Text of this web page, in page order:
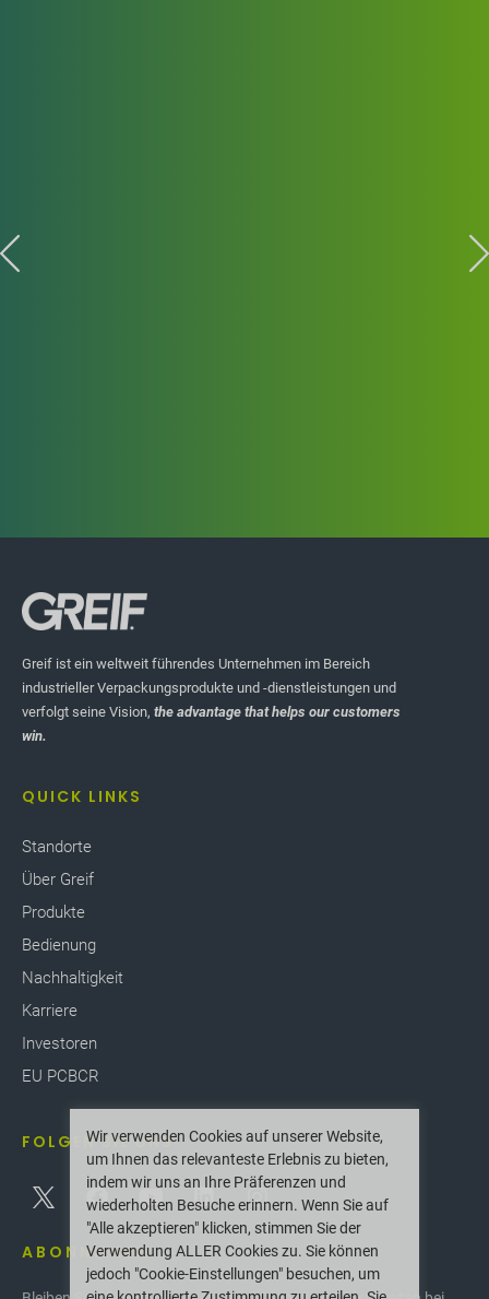
PerforMAXXI
eingeführt, eine Weblösung zur
Sendungsverfolgung und Echtzeitüberwachung
aktuellen Stand ihres Pakets informiert. Die App
nutzt Waze oder Google Maps zur Unterstützung
ermöglicht außerdem die Kommunikation mit dem
Zusteller während der gesamten Fahrt, die genaue
vom Kunden unterzeichneten Rechnung. Die App
vereinfacht den Kommunikations- und
Zustellprozess erheblich.
Greif ist ein weltweit führendes Unternehmen im Bereich
industrieller Verpackungsprodukte und -dienstleistungen und
verfolgt seine Vision, the advantage that helps our customers
win.
QUICK LINKS
Standorte
Über Greif
Produkte
Bedienung
Nachhaltigkeit
Karriere
Investoren
EU PCBCR
FOLGEN SIE UNS
ABONNIEREN
Wir verwenden Cookies auf unserer Website,
um Ihnen das relevanteste Erlebnis zu bieten,
indem wir uns an Ihre Präferenzen und
wiederholten Besuche erinnern. Wenn Sie auf
"Alle akzeptieren" klicken, stimmen Sie der
Verwendung ALLER Cookies zu. Sie können
jedoch "Cookie-Einstellungen" besuchen, um